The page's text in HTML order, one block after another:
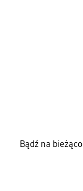
Bądź na bieżąco